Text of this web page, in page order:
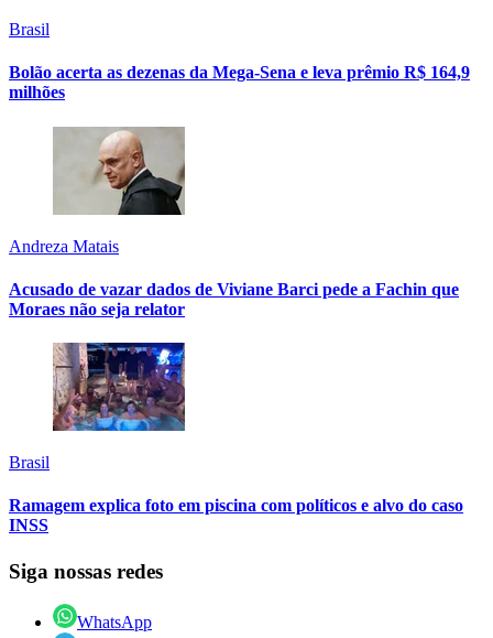
Brasil
Bolão acerta as dezenas da Mega-Sena e leva prêmio R$ 164,9
milhões
Andreza Matais
Acusado de vazar dados de Viviane Barci pede a Fachin que
Moraes não seja relator
Brasil
Ramagem explica foto em piscina com políticos e alvo do caso
INSS
Siga nossas redes
WhatsApp